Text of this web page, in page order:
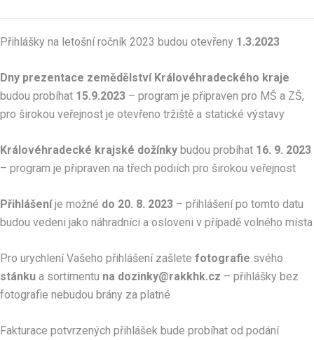
Přihlášky na letošní ročník 2023 budou otevřeny 1.3.2023
Dny prezentace zemědělství Královéhradeckého kraje
budou probíhat 15.9.2023 – program je připraven pro MŠ a ZŠ,
pro širokou veřejnost je otevřeno tržiště a statické výstavy
Královéhradecké krajské dožínky budou probíhat 16. 9. 2023
– program je připraven na třech podiích pro širokou veřejnost
Přihlášeníje možné do 20. 8. 2023 – přihlášení po tomto datu
budou vedeni jako náhradníci a osloveni v případě volného místa
Pro urychlení Vašeho přihlášení zašlete fotografie svého
stánku a sortimentu na dozinky@rakkhk.cz – přihlášky bez
fotografie nebudou brány za platné
Fakturace potvrzených přihlášek bude probíhat od podání